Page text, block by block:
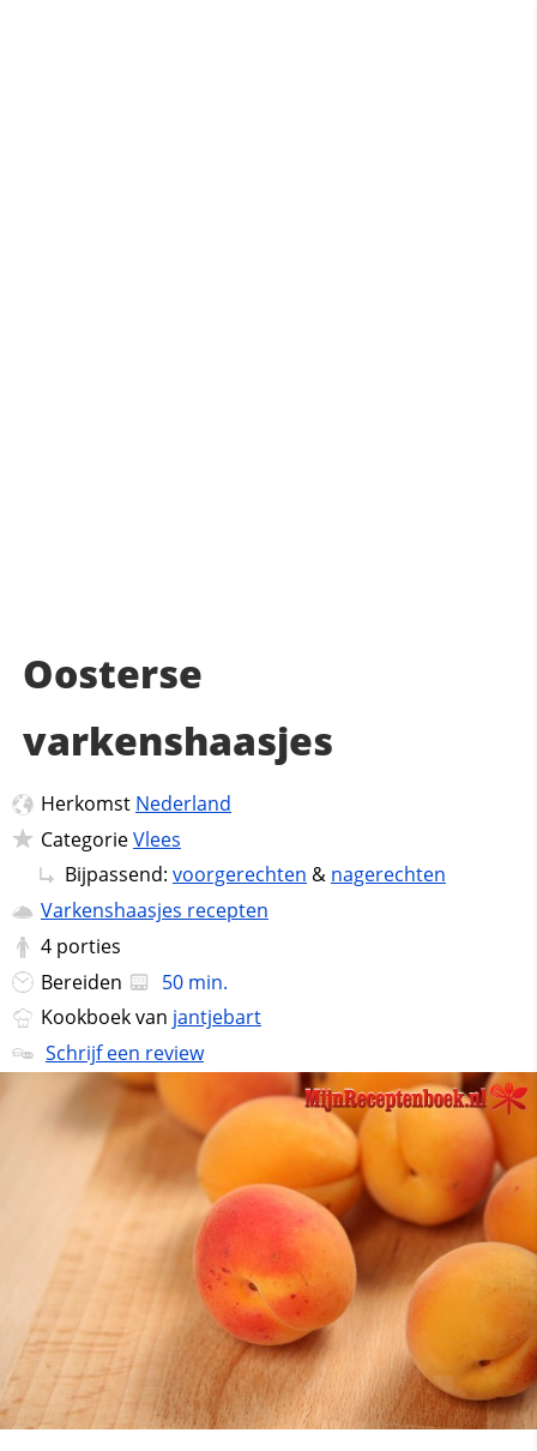
Oosterse
varkenshaasjes
Herkomst Nederland
CategorieVlees
Bijpassend: voorgerechten & nagerechten
Varkenshaasjes recepten
4 porties
Bereiden
50 min.
Kookboek van jantjebart
Schrijf een review